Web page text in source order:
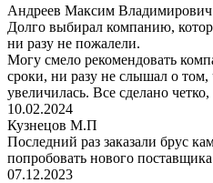
Андреев Максим Владимирович
Долго выбирал компанию,
ни разу не пожалели.
Могу смело рекомендовать
сроки, ни разу не слышал о том,
увеличилась. Все сделано
10.02.2024
Кузнецов М.П
Последний раз заказали брус
попробовать нового
07.12.2023